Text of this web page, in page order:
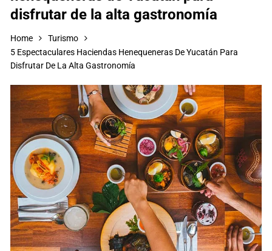
disfrutar de la alta gastronomía
Home
Turismo
5 Espectaculares Haciendas Henequeneras De Yucatán Para
Disfrutar De La Alta Gastronomía